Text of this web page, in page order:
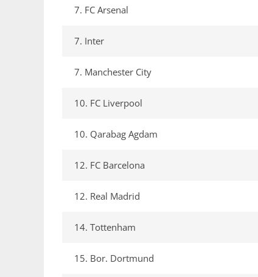
7. FC Arsenal
7. Inter
7. Manchester City
10. FC Liverpool
10. Qarabag Agdam
12. FC Barcelona
12. Real Madrid
14. Tottenham
15. Bor. Dortmund